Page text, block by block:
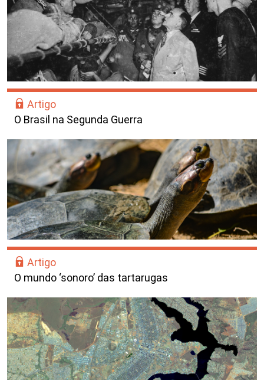
Artigo
O Brasil na Segunda Guerra
Artigo
O mundo ‘sonoro’ das tartarugas